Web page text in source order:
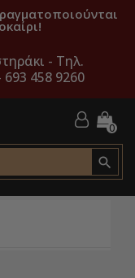
- Τηλ.
458 9260
0
